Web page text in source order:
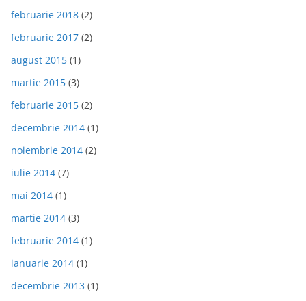
februarie 2018 (2)
februarie 2017 (2)
august 2015 (1)
martie 2015 (3)
februarie 2015 (2)
decembrie 2014 (1)
noiembrie 2014 (2)
iulie 2014 (7)
mai 2014 (1)
martie 2014 (3)
februarie 2014 (1)
ianuarie 2014 (1)
decembrie 2013 (1)